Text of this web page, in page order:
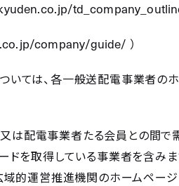
company/guide/ ）
いては、各一般送配電事業者の
は配電事業者たる会員との間で
を取得している事業者を含みま
域的運営推進機関のホームページ